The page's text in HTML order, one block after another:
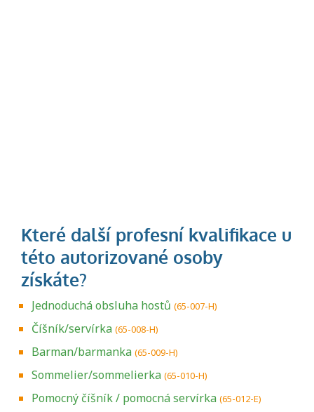
Jednoduchá obsluha hostů (65-007-H)
Číšník/servírka (65-008-H)
Barman/barmanka (65-009-H)
Sommelier/sommelierka (65-010-H)
Pomocný číšník / pomocná servírka (65-012-E)